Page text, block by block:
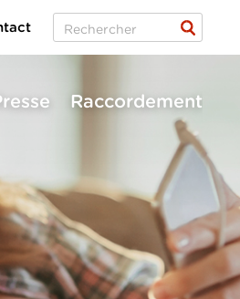
Raccordement